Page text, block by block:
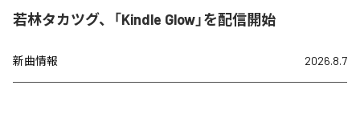
若林タカツグ、「Kindle Glow」を配信開始
新曲情報 2026.8.7